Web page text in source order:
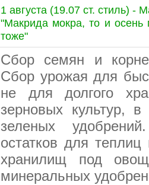
1 августа (19.07 ст. стиль) -
"Макрида мокра, то и
тоже"
Сбор семян и
Сбор урожая для
не для долгого
зерновых культур,
зеленых
остатков для
хранилищ под
минеральных